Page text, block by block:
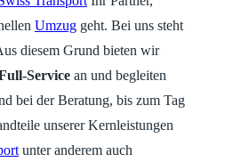
Umzug geht. Bei uns steht
diesem Grund bieten wir
Service an und begleiten
bei der Beratung, bis zum Tag
unserer Kernleistungen
unter anderem auch